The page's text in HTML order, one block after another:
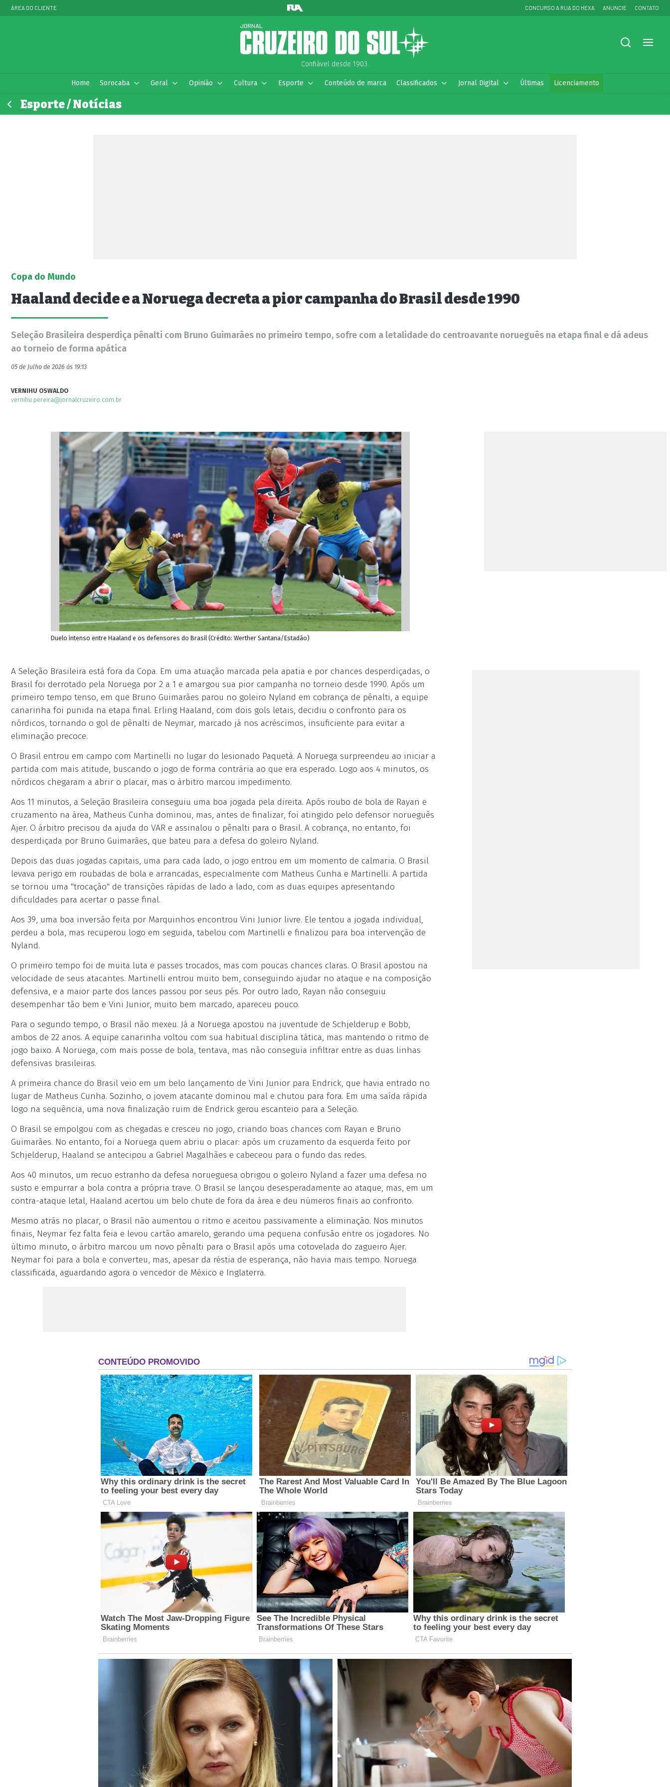
ÁREA DO CLIENTE CONCURSO A RUA DO HEXA ANUNCIE CONTATO
Confiável desde 1903.
Home Sorocaba Geral Opinião Cultura Esporte Conteúdo de marca Classificados Jornal Digital Últimas Licenciamento
Esporte / Notícias
Copa do Mundo
Haaland decide e a Noruega decreta a pior campanha do Brasil desde 1990
Seleção Brasileira desperdiça pênalti com Bruno Guimarães no primeiro tempo, sofre com a letalidade do centroavante norueguês na etapa final e dá adeus
ao torneio de forma apática
05 de Julho de 2026 às 19:13
VERNIHU OSWALDO
vernihu.pereira@jornalcruzeiro.com.br
Duelo intenso entre Haaland e os defensores do Brasil (Crédito: Werther Santana/Estadão)
A Seleção Brasileira está fora da Copa. Em uma atuação marcada pela apatia e por chances desperdiçadas, o
Brasil foi derrotado pela Noruega por 2 a 1 e amargou sua pior campanha no torneio desde 1990. Após um
primeiro tempo tenso, em que Bruno Guimarães parou no goleiro Nyland em cobrança de pênalti, a equipe
canarinha foi punida na etapa final. Erling Haaland, com dois gols letais, decidiu o confronto para os
nórdicos, tornando o gol de pênalti de Neymar, marcado já nos acréscimos, insuficiente para evitar a
eliminação precoce.
O Brasil entrou em campo com Martinelli no lugar do lesionado Paquetá. A Noruega surpreendeu ao iniciar a
partida com mais atitude, buscando o jogo de forma contrária ao que era esperado. Logo aos 4 minutos, os
nórdicos chegaram a abrir o placar, mas o árbitro marcou impedimento.
Aos 11 minutos, a Seleção Brasileira conseguiu uma boa jogada pela direita. Após roubo de bola de Rayan e
cruzamento na área, Matheus Cunha dominou, mas, antes de finalizar, foi atingido pelo defensor norueguês
Ajer. O árbitro precisou da ajuda do VAR e assinalou o pênalti para o Brasil. A cobrança, no entanto, foi
desperdiçada por Bruno Guimarães, que bateu para a defesa do goleiro Nyland.
Depois das duas jogadas capitais, uma para cada lado, o jogo entrou em um momento de calmaria. O Brasil
levava perigo em roubadas de bola e arrancadas, especialmente com Matheus Cunha e Martinelli. A partida
se tornou uma "trocação" de transições rápidas de lado a lado, com as duas equipes apresentando
dificuldades para acertar o passe final.
Aos 39, uma boa inversão feita por Marquinhos encontrou Vini Junior livre. Ele tentou a jogada individual,
perdeu a bola, mas recuperou logo em seguida, tabelou com Martinelli e finalizou para boa intervenção de
Nyland.
O primeiro tempo foi de muita luta e passes trocados, mas com poucas chances claras. O Brasil apostou na
velocidade de seus atacantes. Martinelli entrou muito bem, conseguindo ajudar no ataque e na composição
defensiva, e a maior parte dos lances passou por seus pés. Por outro lado, Rayan não conseguiu
desempenhar tão bem e Vini Junior, muito bem marcado, apareceu pouco.
Para o segundo tempo, o Brasil não mexeu. Já a Noruega apostou na juventude de Schjelderup e Bobb,
ambos de 22 anos. A equipe canarinha voltou com sua habitual disciplina tática, mas mantendo o ritmo de
jogo baixo. A Noruega, com mais posse de bola, tentava, mas não conseguia infiltrar entre as duas linhas
defensivas brasileiras.
A primeira chance do Brasil veio em um belo lançamento de Vini Junior para Endrick, que havia entrado no
lugar de Matheus Cunha. Sozinho, o jovem atacante dominou mal e chutou para fora. Em uma saída rápida
logo na sequência, uma nova finalização ruim de Endrick gerou escanteio para a Seleção.
O Brasil se empolgou com as chegadas e cresceu no jogo, criando boas chances com Rayan e Bruno
Guimarães. No entanto, foi a Noruega quem abriu o placar: após um cruzamento da esquerda feito por
Schjelderup, Haaland se antecipou a Gabriel Magalhães e cabeceou para o fundo das redes.
Aos 40 minutos, um recuo estranho da defesa norueguesa obrigou o goleiro Nyland a fazer uma defesa no
susto e empurrar a bola contra a própria trave. O Brasil se lançou desesperadamente ao ataque, mas, em um
contra-ataque letal, Haaland acertou um belo chute de fora da área e deu números finais ao confronto.
Mesmo atrás no placar, o Brasil não aumentou o ritmo e aceitou passivamente a eliminação. Nos minutos
finais, Neymar fez falta feia e levou cartão amarelo, gerando uma pequena confusão entre os jogadores. No
último minuto, o árbitro marcou um novo pênalti para o Brasil após uma cotovelada do zagueiro Ajer.
Neymar foi para a bola e converteu, mas, apesar da réstia de esperança, não havia mais tempo. Noruega
classificada, aguardando agora o vencedor de México e Inglaterra.